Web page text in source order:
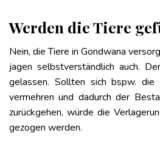
Werden die Tiere
Nein, die Tiere in Gondwana
jagen selbstverständlich auch.
gelassen. Sollten sich bspw.
vermehren und dadurch der
zurückgehen, würde die
gezogen werden.